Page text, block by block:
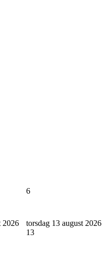
6
2026
torsdag 13 august 2026
13